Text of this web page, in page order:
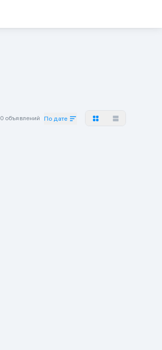
0 объявлений По дате